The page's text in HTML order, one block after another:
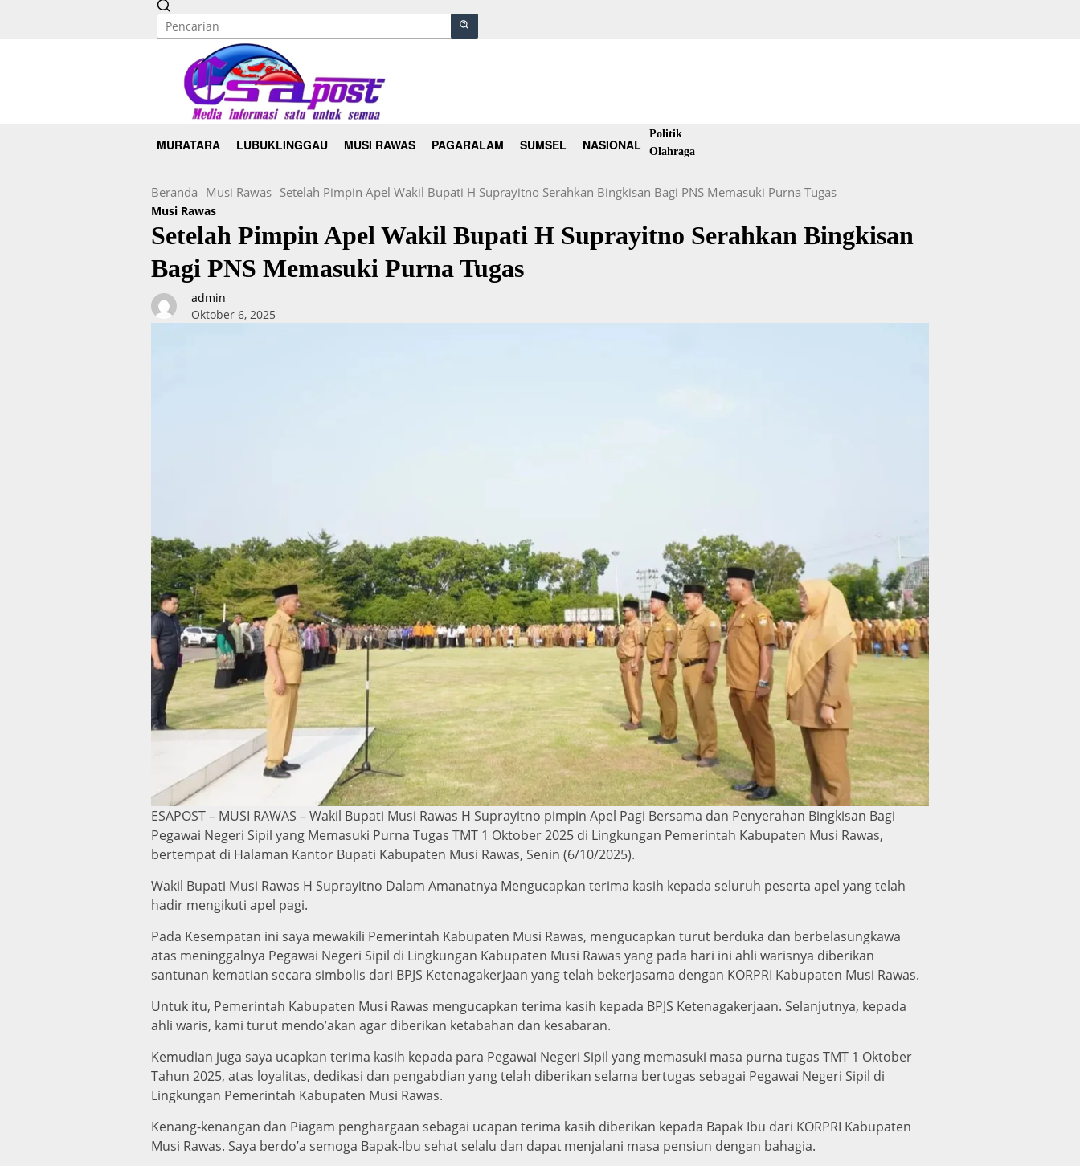
MURATARA LUBUKLINGGAU MUSI RAWAS PAGARALAM SUMSEL NASIONAL
Politik
Olahraga
Beranda Musi Rawas Setelah Pimpin Apel Wakil Bupati H Suprayitno Serahkan Bingkisan Bagi PNS Memasuki Purna Tugas
Musi Rawas
Setelah Pimpin Apel Wakil Bupati H Suprayitno Serahkan Bingkisan
Bagi PNS Memasuki Purna Tugas
admin
Oktober 6, 2025
ESAPOST – MUSI RAWAS – Wakil Bupati Musi Rawas H Suprayitno pimpin Apel Pagi Bersama dan Penyerahan Bingkisan Bagi
Pegawai Negeri Sipil yang Memasuki Purna Tugas TMT 1 Oktober 2025 di Lingkungan Pemerintah Kabupaten Musi Rawas,
bertempat di Halaman Kantor Bupati Kabupaten Musi Rawas, Senin (6/10/2025).
Wakil Bupati Musi Rawas H Suprayitno Dalam Amanatnya Mengucapkan terima kasih kepada seluruh peserta apel yang telah
hadir mengikuti apel pagi.
Pada Kesempatan ini saya mewakili Pemerintah Kabupaten Musi Rawas, mengucapkan turut berduka dan berbelasungkawa
atas meninggalnya Pegawai Negeri Sipil di Lingkungan Kabupaten Musi Rawas yang pada hari ini ahli warisnya diberikan
santunan kematian secara simbolis dari BPJS Ketenagakerjaan yang telah bekerjasama dengan KORPRI Kabupaten Musi Rawas.
Untuk itu, Pemerintah Kabupaten Musi Rawas mengucapkan terima kasih kepada BPJS Ketenagakerjaan. Selanjutnya, kepada
ahli waris, kami turut mendo’akan agar diberikan ketabahan dan kesabaran.
Kemudian juga saya ucapkan terima kasih kepada para Pegawai Negeri Sipil yang memasuki masa purna tugas TMT 1 Oktober
Tahun 2025, atas loyalitas, dedikasi dan pengabdian yang telah diberikan selama bertugas sebagai Pegawai Negeri Sipil di
Lingkungan Pemerintah Kabupaten Musi Rawas.
Kenang-kenangan dan Piagam penghargaan sebagai ucapan terima kasih diberikan kepada Bapak Ibu dari KORPRI Kabupaten
Musi Rawas. Saya berdo’a semoga Bapak-Ibu sehat selalu dan dapaι menjalani masa pensiun dengan bahagia.